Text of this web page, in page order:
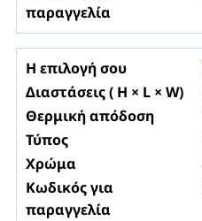
παραγγελία
Η επιλογή σου
Διαστάσεις ( H × L × W)
Θερμική απόδοση
Τύπος
Χρώμα
Κωδικός για
παραγγελία